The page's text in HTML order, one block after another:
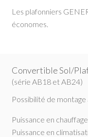
Les plafonniers
économes.
Convertible Sol/
(série AB18 et AB24)
Possibilité de montage
Puissance en
Puissance en